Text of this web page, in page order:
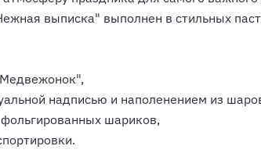
выписка" выполнен в стильных
надписью и наполенением из
шариков,